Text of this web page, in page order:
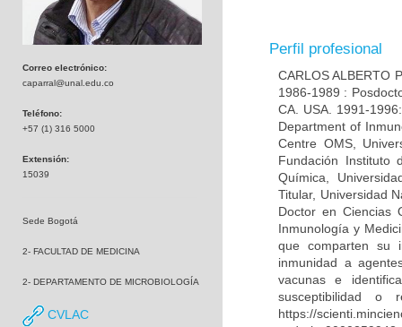
Correo electrónico:
caparral@unal.edu.co
Teléfono:
+57 (1) 316 5000
Extensión:
15039
Sede Bogotá
2- FACULTAD DE MEDICINA
2- DEPARTAMENTO DE MICROBIOLOGÍA
CVLAC
Perfil profesional
CARLOS ALBERTO
1986-1989 :
CA. USA. 1991-
Department of
Centre OMS,
Fundación Instituto
Química,
Titular, Universidad
Doctor en Ciencias
Inmunología y
que comparten su
inmunidad a
vacunas e
susceptibilidad o
https://